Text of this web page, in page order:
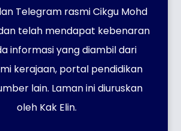
Telegram rasmi Cikgu Mohd
telah mendapat kebenaran
informasi yang diambil dari
kerajaan, portal pendidikan
lain. Laman ini diuruskan
oleh Kak Elin.